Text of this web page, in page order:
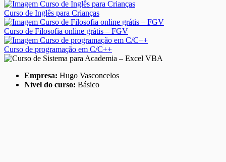
Curso de Inglês para Crianças
Curso de Filosofia online grátis – FGV
Curso de programação em C/C++
Empresa: Hugo Vasconcelos
Nível do curso: Básico